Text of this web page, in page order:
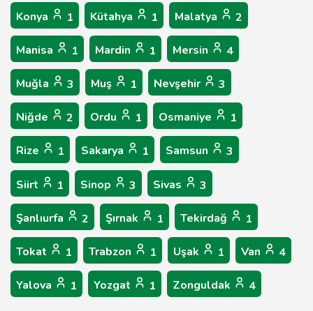
Konya 1 Kütahya 1 Malatya 2
Manisa 1 Mardin 1 Mersin 4
Muğla 3 Muş 1 Nevşehir 3
Niğde 2 Ordu 1 Osmaniye 1
Rize 1 Sakarya 1 Samsun 3
Siirt 1 Sinop 3 Sivas 3
Şanlıurfa 2 Şırnak 1 Tekirdağ 1
Tokat 1 Trabzon 1 Uşak 1 Van 4
Yalova 1 Yozgat 1 Zonguldak 4